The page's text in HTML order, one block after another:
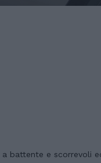
battente e scorrevoli